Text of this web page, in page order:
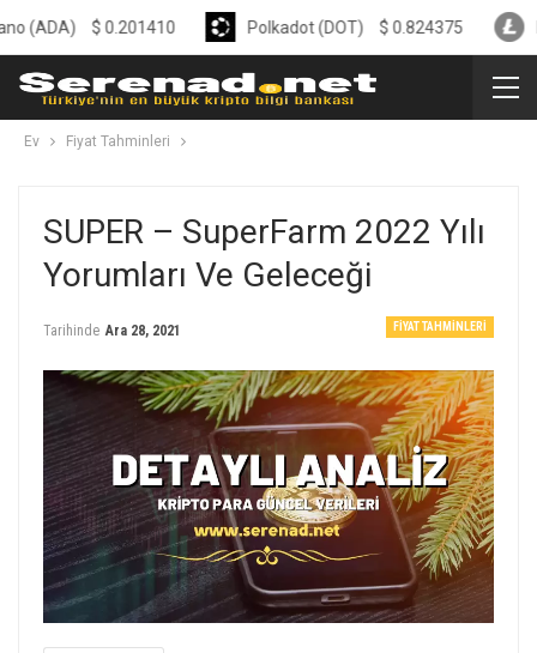
Ev Fiyat Tahminleri
SUPER – SuperFarm 2022 Yılı
Yorumları Ve Geleceği
FIYAT TAHMINLERI
Tarihinde Ara 28, 2021
$0.201410 Polkadot (DOT) $0.824375